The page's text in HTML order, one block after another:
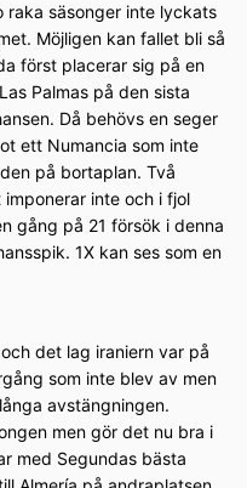
raka säsonger inte lyckats
Möjligen kan fallet bli så
först placerar sig på en
Palmas på den sista
Då behövs en seger
ett Numancia som inte
på bortaplan. Två
inte och i fjol
gång på 21 försök i denna
1X kan ses som en
det lag iraniern var på
som inte blev av men
avstängningen.
men gör det nu bra i
med Segundas bästa